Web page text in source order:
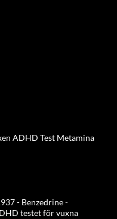
ADHD Test Metamina
- Benzedrine-
testet för vuxna